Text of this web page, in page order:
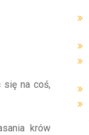
się na coś,
krów